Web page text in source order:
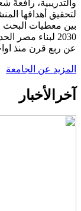
والتدريبية، رافعةً
لتحقيق أهدافها
بين معطيات البحث
2030 لبناء مصر
عن ربع قرن منذ
المزيد عن الجامعة
آخر الأخبار